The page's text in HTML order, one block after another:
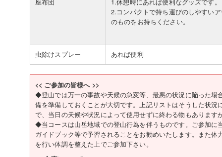
2.コンパクトで持ち運びのしやすい
のものをお持ちください。
虫除けスプレー あれば便利
<< ご参加の皆様へ >>
◆登山では万一の事故や天候の急変等、最悪の状況に陥った場
備を準備しておくことが大切です。上記リストはそうした状況
で、当日の天候や状況によって使用せずに終わる物もあります
◆当コースは山岳地域での登山行為を伴うものです。ご参加に
ガイドブック等で予習されることをお勧めいたします。また
を行い体調を整えた上でご参加下さい。